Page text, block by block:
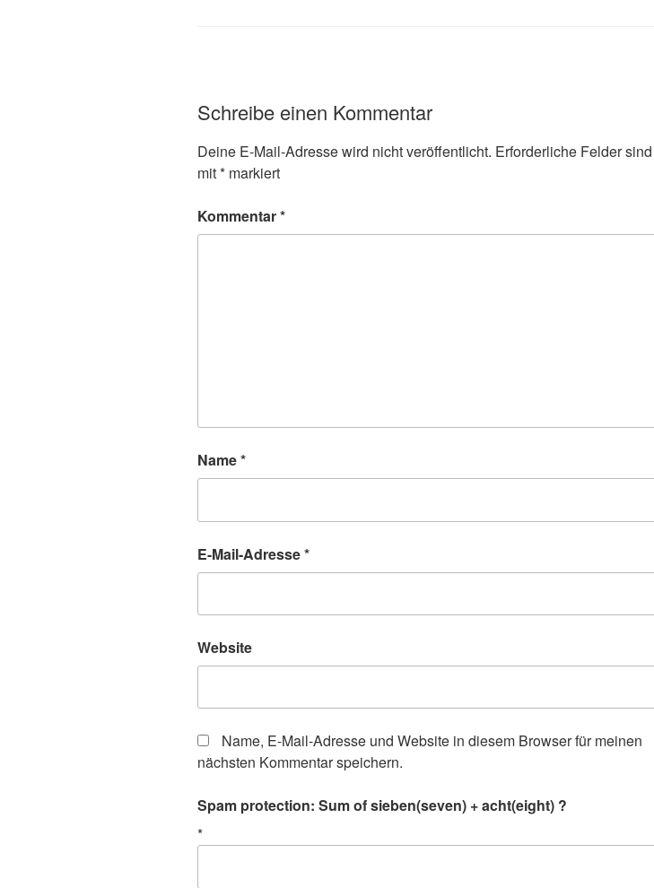
Schreibe einen Kommentar
Deine E-Mail-Adresse wird nicht veröffentlicht. Erforderliche Felder sind
mit* markiert
Kommentar*
Name*
E-Mail-Adresse*
Website
Name, E-Mail-Adresse und Website in diesem Browser für meinen
nächsten Kommentar speichern.
Spam protection: Sum of sieben(seven) + acht(eight) ?
*